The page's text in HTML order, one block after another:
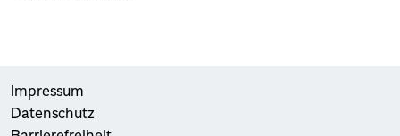
Impressum
Datenschutz